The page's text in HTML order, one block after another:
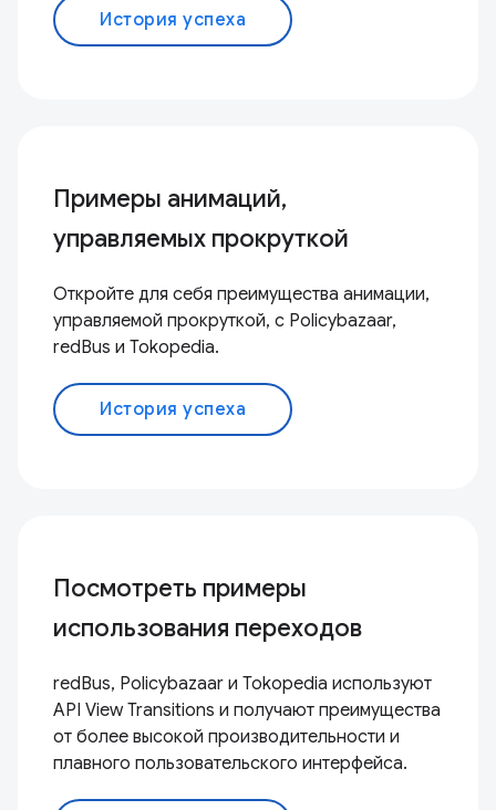
История успеха
Примеры анимаций,
управляемых прокруткой
Откройте для себя преимущества анимации,
управляемой прокруткой, с Policybazaar,
redBus и Tokopedia.
История успеха
Посмотреть примеры
использования переходов
redBus, Policybazaar и Tokopedia используют
API View Transitions и получают преимущества
от более высокой производительности и
плавного пользовательского интерфейса.